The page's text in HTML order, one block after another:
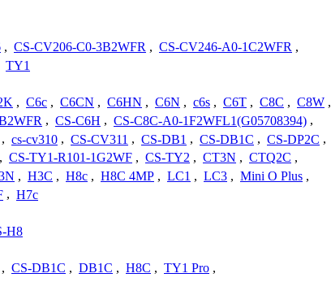
, CS-CV206-C0-3B2WFR , CS-CV246-A0-1C2WFR ,
TY1
, C6c , C6CN , C6HN , C6N , c6s , C6T , C8C , C8W ,
, CS-C6H , CS-C8C-A0-1F2WFL1(G05708394) ,
, cs-cv310 , CS-CV311 , CS-DB1 , CS-DB1C , CS-DP2C ,
, CS-TY1-R101-1G2WF , CS-TY2 , CT3N , CTQ2C ,
, H3C , H8c , H8C 4MP , LC1 , LC3 , Mini O Plus ,
, H7c
H8
, CS-DB1C , DB1C , H8C , TY1 Pro ,